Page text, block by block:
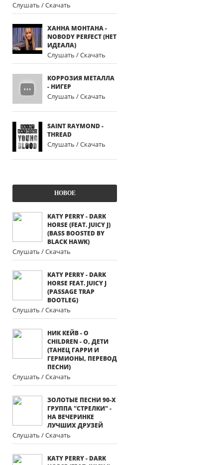
Слушать / Скачать
ХАННА МОНТАНА -
NOBODY PERFECT (НЕТ
ИДЕАЛА)
Слушать / Скачать
КОРРОЗИЯ МЕТАЛЛА
- НИГЕР
Слушать / Скачать
SAINT RAYMOND -
THREAD
Слушать / Скачать
НОВОЕ
KATY PERRY - DARK
HORSE (FEAT. JUICY J)
(BASS BOOSTED BY
BLACK HAWK)
Слушать / Скачать
KATY PERRY - DARK
HORSE FEAT. JUICY J
(PASSAGE TRAP
BOOTLEG)
Слушать / Скачать
НИК КЕЙВ - O
CHILDREN - О, ДЕТИ
(ТАНЕЦ ГАРРИ И
ГЕРМИОНЫ, ПЕРЕВОД
ПЕСНИ)
Слушать / Скачать
ЗОЛОТЫЕ ПЕСНИ 90-Х
ГРУППА "СТРЕЛКИ" -
НА ВЕЧЕРИНКЕ
ЛУЧШИХ ДРУЗЕЙ
Слушать / Скачать
KATY PERRY - DARK